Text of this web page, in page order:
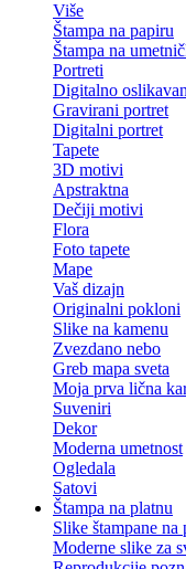
Više
Štampa na papiru
Štampa na
Portreti
Digitalno
Gravirani portret
Digitalni portret
Tapete
3D motivi
Apstraktna
Dečiji motivi
Flora
Foto tapete
Mape
Vaš dizajn
Originalni pokloni
Slike na kamenu
Zvezdano nebo
Greb mapa sveta
Moja prva lična
Suveniri
Dekor
Moderna umetnost
Ogledala
Satovi
Štampa na platnu
Slike štampane na
Moderne slike za